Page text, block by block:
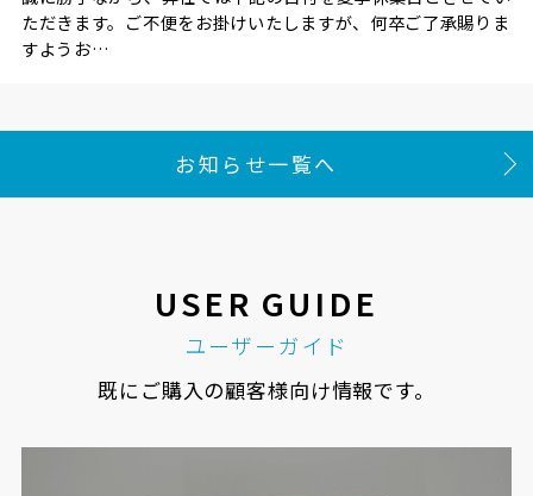
ただきます。ご不便をお掛けいたしますが、何卒ご了承賜りま
すようお…
お知らせ一覧へ
USER GUIDE
ユーザーガイド
既にご購入の顧客様向け情報です。